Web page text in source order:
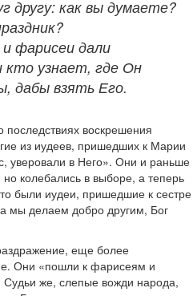
другу: как вы думаете?
фарисеи дали
кто узнает, где Он
дабы взять Его.
воскрешения
из иудеев, пришедших к Марии
уверовали в Него». Они и раньше
колебались в выборе, а теперь
были иудеи, пришедшие к сестре
мы делаем добро другим, Бог
еще более
Они «пошли к фарисеям и
Судьи же, слепые вожди народа,